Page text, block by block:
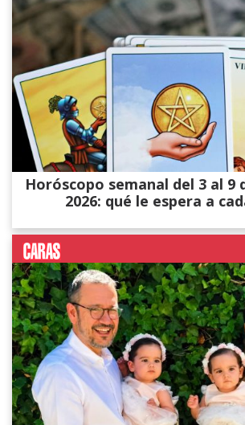
Horóscopo semanal del 3 al 9
2026: qué le espera a